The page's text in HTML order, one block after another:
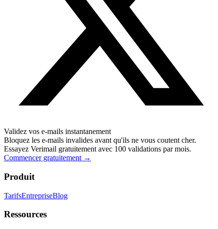
Validez vos e-mails instantanement
Bloquez les e-mails invalides avant qu'ils ne vous coutent cher.
Essayez Verimail gratuitement avec 100 validations par mois.
Commencer gratuitement →
Produit
TarifsEntrepriseBlog
Ressources